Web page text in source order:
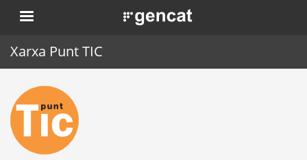
Skip
to
. Obre en una nova finestra.
Xarxa Punt TIC
Home
Punt TIC
News